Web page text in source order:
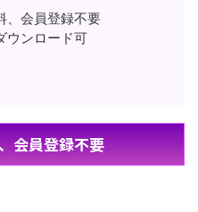
、会員登録不要
ウンロード可
会員登録不要